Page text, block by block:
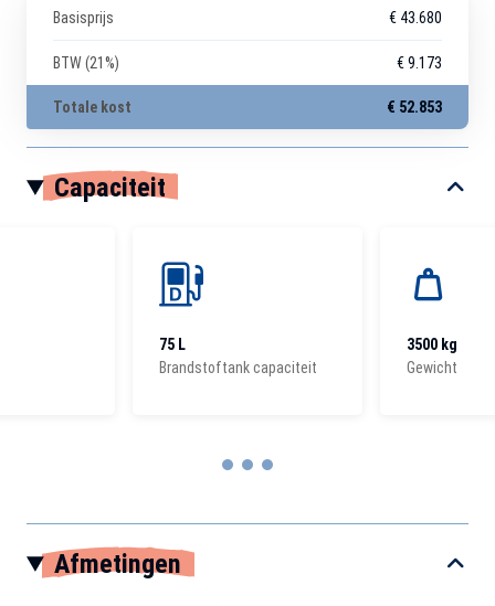
Basisprijs € 43.680
BTW (21%) € 9.173
Totale kost € 52.853
Capaciteit
75 L
Brandstoftank capaciteit
3500 kg
Gewicht
Afmetingen